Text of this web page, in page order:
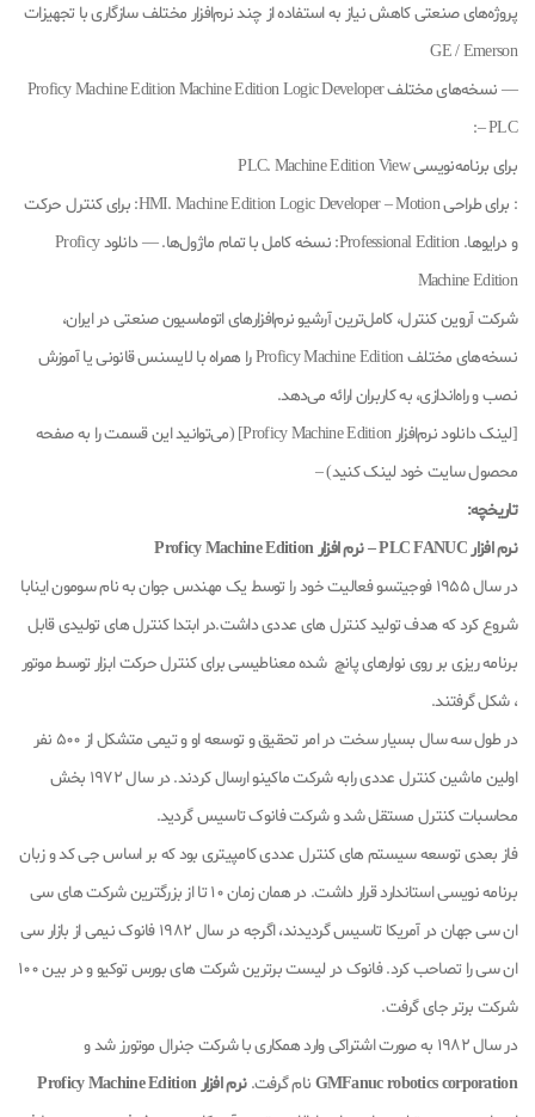
پروژه‌های صنعتی کاهش نیاز به استفاده از چند نرم‌افزار مختلف سازگاری با تجهیزات
GE / Emerson
— نسخه‌های مختلف Proficy Machine Edition Machine Edition Logic Developer
– PLC:
برای برنامه‌نویسی PLC. Machine Edition View
: برای طراحی HMI. Machine Edition Logic Developer – Motion: برای کنترل حرکت
و درایوها. Professional Edition: نسخه کامل با تمام ماژول‌ها. — دانلود Proficy
Machine Edition
شرکت آروین کنترل، کامل‌ترین آرشیو نرم‌افزارهای اتوماسیون صنعتی در ایران،
نسخه‌های مختلف Proficy Machine Edition را همراه با لایسنس قانونی یا آموزش
نصب و راه‌اندازی، به کاربران ارائه می‌دهد.
[لینک دانلود نرم‌افزار Proficy Machine Edition] (می‌توانید این قسمت را به صفحه
محصول سایت خود لینک کنید) –
تاریخچه:
نرم افزار PLC FANUC – نرم افزار Proficy Machine Edition
در سال 1955 فوجیتسو فعالیت خود را توسط یک مهندس جوان به نام سومون اینابا
شروع کرد که هدف تولید کنترل های عددی داشت.در ابتدا کنترل های تولیدی قابل
برنامه ریزی بر روی نوارهای پانچ شده معناطیسی برای کنترل حرکت ابزار توسط موتور
، شکل گرفتند.
در طول سه سال بسیار سخت در امر تحقیق و توسعه او و تیمی متشکل از 500 نفر
اولین ماشین کنترل عددی رابه شرکت ماکینو ارسال کردند. در سال 1972 بخش
محاسبات کنترل مستقل شد و شرکت فانوک تاسیس گردید.
فاز بعدی توسعه سیستم های کنترل عددی کامپیتری بود که بر اساس جی کد و زبان
برنامه نویسی استاندارد قرار داشت. در همان زمان 10 تا از بزرگترین شرکت های سی
ان سی جهان در آمریکا تاسیس گردیدند، اگرجه در سال 1982 فانوک نیمی از بازار سی
ان سی را تصاحب کرد. فانوک در لیست برترین شرکت های بورس توکیو و در بین 100
شرکت برتر جای گرفت.
در سال 1982 به صورت اشتراکی وارد همکاری با شرکت جنرال موتورز شد و
GMFanuc robotics corporation نام گرفت.نرم افزار Proficy Machine Edition